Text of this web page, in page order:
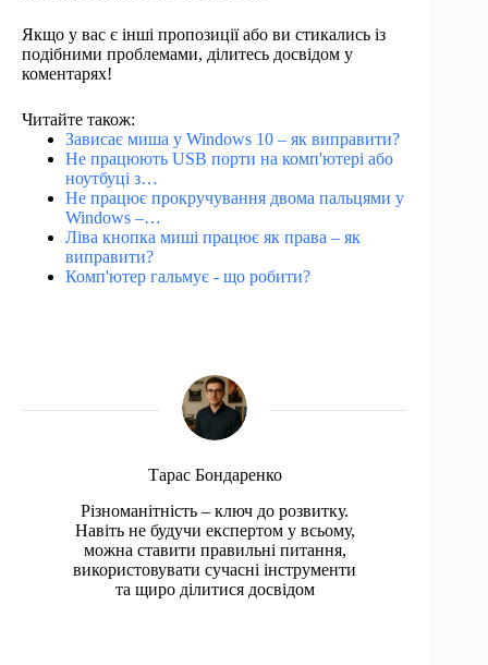
Якщо у вас є інші пропозиції або ви стикались із
подібними проблемами, ділитесь досвідом у
коментарях!
Читайте також:
Зависає миша у Windows 10 – як виправити?
Не працюють USB порти на комп'ютері або
ноутбуці з…
Не працює прокручування двома пальцями у
Windows –…
Ліва кнопка миші працює як права – як
виправити?
Комп'ютер гальмує - що робити?
Тарас Бондаренко
Різноманітність – ключ до розвитку.
Навіть не будучи експертом у всьому,
можна ставити правильні питання,
використовувати сучасні інструменти
та щиро ділитися досвідом